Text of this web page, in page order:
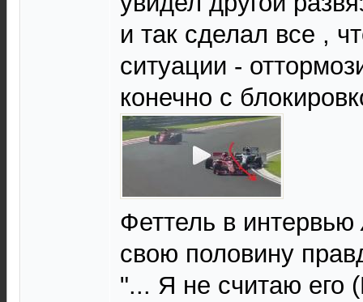
и так сделал все ,
ситуации -
конечно с
Феттель в интервью
свою половину
"... Я не считаю его